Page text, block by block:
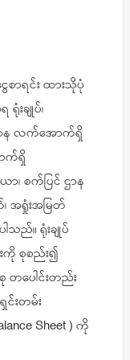
စာရင်း ထားသိုပုံ
ရုံးချုပ်၊
ာန လက်အောက်ရှိ
က်ရှိ
ာ၊ စက်ပြင် ဌာန
အရှုံးအမြတ်
သည်။ ရုံးချုပ်
းကို စုစည်း၍
တပေါင်းတည်း
င်းတမ်း
Sheet ) ကို